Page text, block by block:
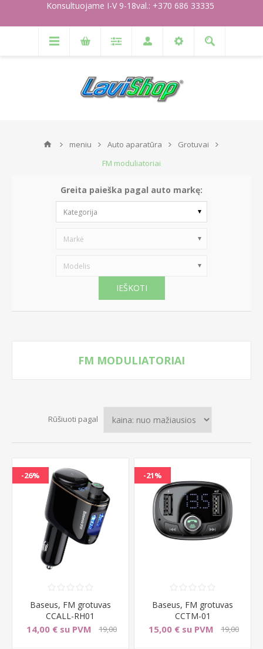
Konsultuojame I-V 9-18val.: +370 686 33335
meniu Auto aparatūra
Grotuvai
FM moduliatoriai
Greita paieška pagal auto markę:
Kategorija
Markė
Modelis
IEŠKOTI
FM MODULIATORIAI
Rūšiuoti pagal
-26%
Baseus, FM grotuvas
CCALL-RH01
14,00 € su PVM
19,00
-21%
Baseus, FM grotuvas
CCTM-01
15,00 € su PVM
19,00